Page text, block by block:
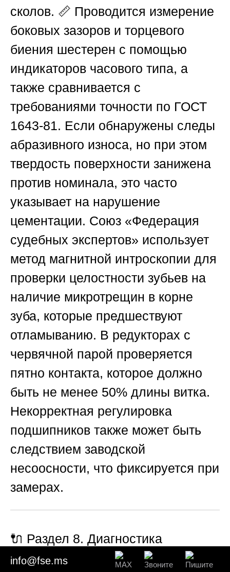
сколов. 📏 Проводится измерение
боковых зазоров и торцевого
биения шестерен с помощью
индикаторов часового типа, а
также сравнивается с
требованиями точности по ГОСТ
1643-81. Если обнаружены следы
абразивного износа, но при этом
твердость поверхности занижена
против номинала, это часто
указывает на нарушение
цементации. Союз «Федерация
судебных экспертов» использует
метод магнитной интроскопии для
проверки целостности зубьев на
наличие микротрещин в корне
зуба, которые предшествуют
отламыванию. В редукторах с
червячной парой проверяется
пятно контакта, которое должно
быть не менее 50% длины витка.
Некорректная регулировка
подшипников также может быть
следствием заводской
несоосности, что фиксируется при
замерах.
🔌 Раздел 8. Диагностика
электродвигателя и электрической
info@fse.ms